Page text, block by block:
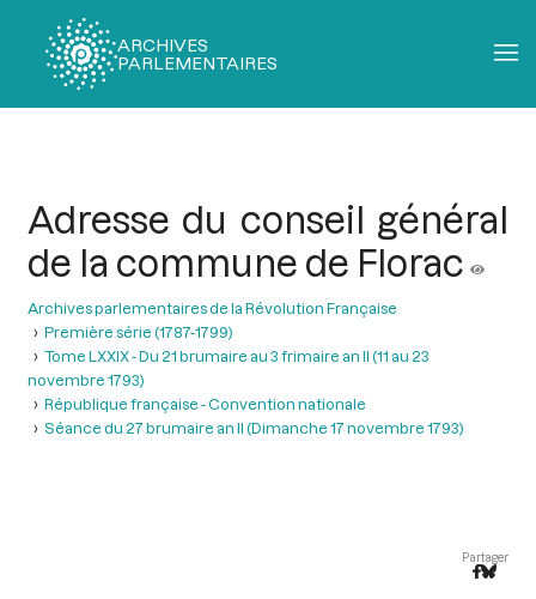
ARCHIVES
PARLEMENTAIRES
Adresse du conseil général
de la commune de Florac
Archives parlementaires de la Révolution Française
Première série (1787-1799)
Tome LXXIX - Du 21 brumaire au 3 frimaire an II (11 au 23
novembre 1793)
République française - Convention nationale
Séance du 27 brumaire an II (Dimanche 17 novembre 1793)
Partager